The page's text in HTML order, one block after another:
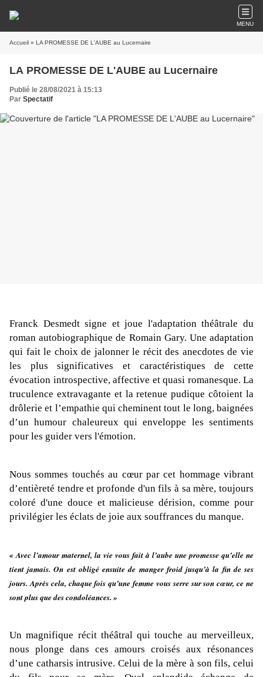
MENU
Accueil » LA PROMESSE DE L'AUBE au Lucernaire
LA PROMESSE DE L'AUBE au Lucernaire
Publié le 28/08/2021 à 15:13
Par Spectatif
Franck Desmedt signe et joue l'adaptation théâtrale du
roman autobiographique de Romain Gary. Une adaptation
qui fait le choix de jalonner le récit des anecdotes de vie
les plus significatives et caractéristiques de cette
évocation introspective, affective et quasi romanesque. La
truculence extravagante et la retenue pudique côtoient la
drôlerie et l’empathie qui cheminent tout le long, baignées
d’un humour chaleureux qui enveloppe les sentiments
pour les guider vers l'émotion.
Nous sommes touchés au cœur par cet hommage vibrant
d’entièreté tendre et profonde d'un fils à sa mère, toujours
coloré d'une douce et malicieuse dérision, comme pour
privilégier les éclats de joie aux souffrances du manque.
« Avec l’amour maternel, la vie vous fait à l’aube une promesse qu’elle ne
tient jamais. On est obligé ensuite de manger froid jusqu’à la fin de ses
jours. Après cela, chaque fois qu’une femme vous serre sur son cœur, ce ne
sont plus que des condoléances. »
Un magnifique récit théâtral qui touche au merveilleux,
nous plonge dans ces amours croisés aux résonances
d’une catharsis intrusive. Celui de la mère à son fils, celui